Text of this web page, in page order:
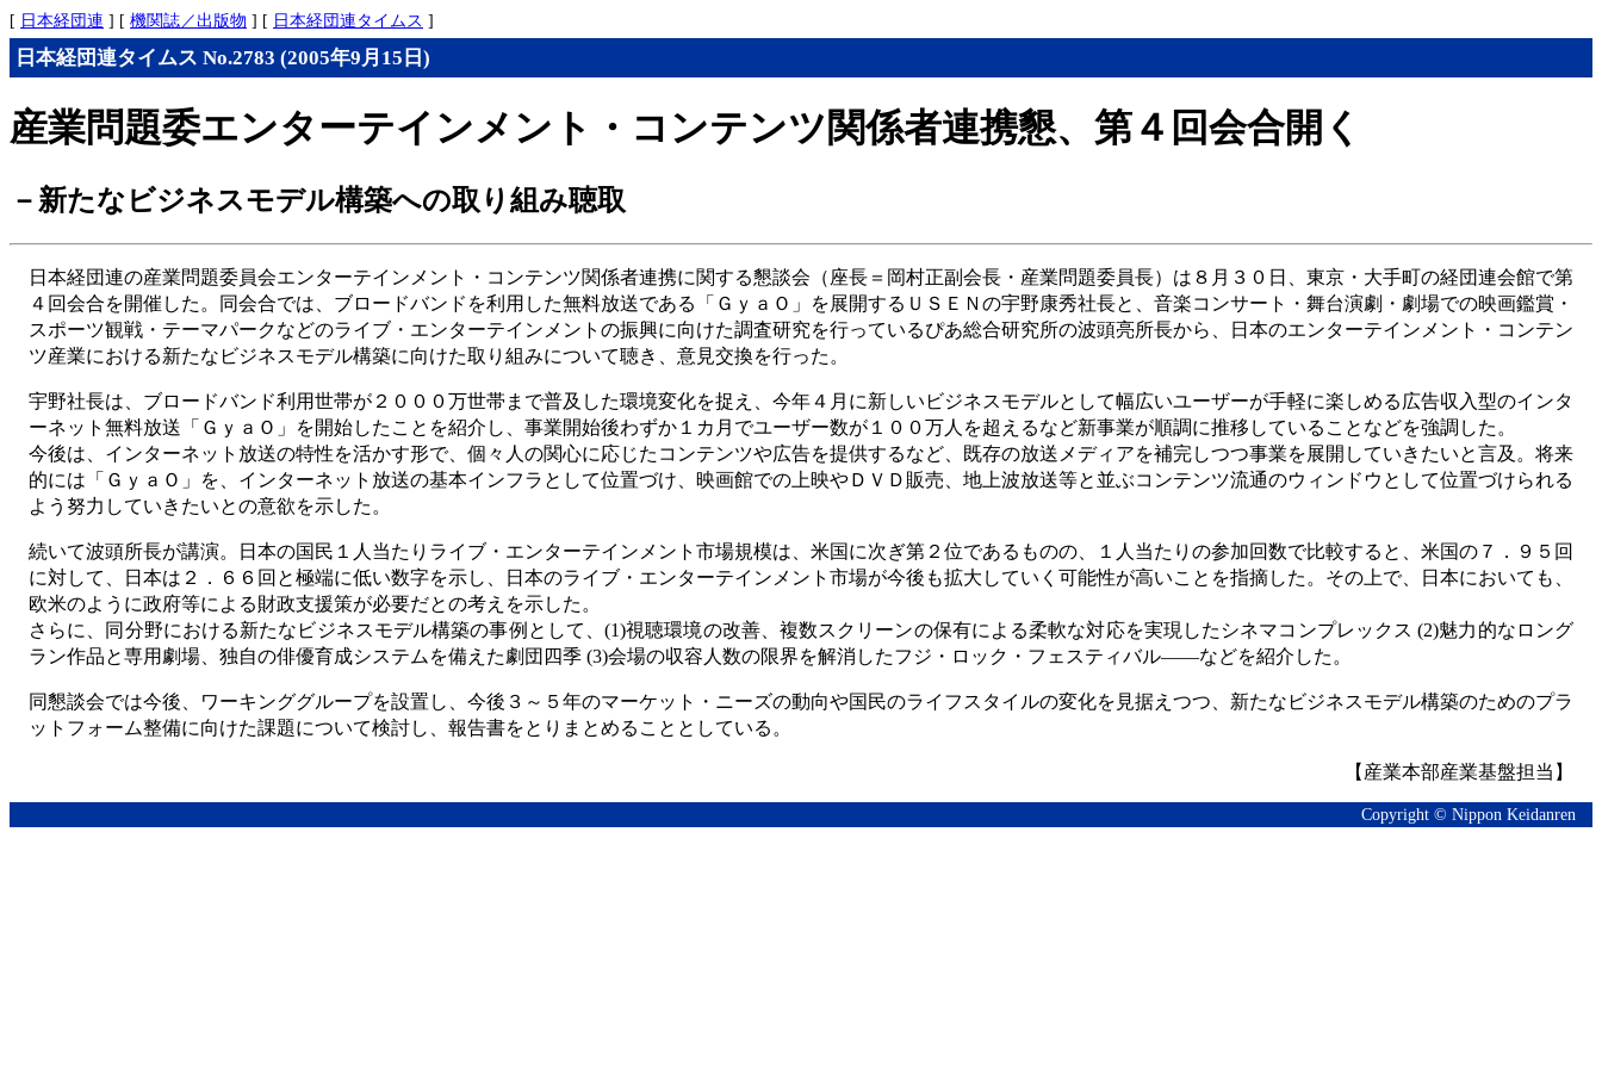
[ 日本経団連 ] [ 機関誌／出版物 ] [ 日本経団連タイムス ]
日本経団連タイムス No.2783 (2005年9月15日)
産業問題委エンターテインメント・コンテンツ関係者連携懇、第４回会合開く
－新たなビジネスモデル構築への取り組み聴取
日本経団連の産業問題委員会エンターテインメント・コンテンツ関係者連携に関する懇談会（座長＝岡村正副会長・産業問題委員長）は８月３０日、東京・大手町の経団連会館で第
４回会合を開催した。同会合では、ブロードバンドを利用した無料放送である「ＧｙａＯ」を展開するＵＳＥＮの宇野康秀社長と、音楽コンサート・舞台演劇・劇場での映画鑑賞・
スポーツ観戦・テーマパークなどのライブ・エンターテインメントの振興に向けた調査研究を行っているぴあ総合研究所の波頭亮所長から、日本のエンターテインメント・コンテン
ツ産業における新たなビジネスモデル構築に向けた取り組みについて聴き、意見交換を行った。
宇野社長は、ブロードバンド利用世帯が２０００万世帯まで普及した環境変化を捉え、今年４月に新しいビジネスモデルとして幅広いユーザーが手軽に楽しめる広告収入型のインタ
ーネット無料放送「ＧｙａＯ」を開始したことを紹介し、事業開始後わずか１カ月でユーザー数が１００万人を超えるなど新事業が順調に推移していることなどを強調した。
今後は、インターネット放送の特性を活かす形で、個々人の関心に応じたコンテンツや広告を提供するなど、既存の放送メディアを補完しつつ事業を展開していきたいと言及。将来
的には「ＧｙａＯ」を、インターネット放送の基本インフラとして位置づけ、映画館での上映やＤＶＤ販売、地上波放送等と並ぶコンテンツ流通のウィンドウとして位置づけられる
よう努力していきたいとの意欲を示した。
続いて波頭所長が講演。日本の国民１人当たりライブ・エンターテインメント市場規模は、米国に次ぎ第２位であるものの、１人当たりの参加回数で比較すると、米国の７．９５回
に対して、日本は２．６６回と極端に低い数字を示し、日本のライブ・エンターテインメント市場が今後も拡大していく可能性が高いことを指摘した。その上で、日本においても、
欧米のように政府等による財政支援策が必要だとの考えを示した。
さらに、同分野における新たなビジネスモデル構築の事例として、(1)視聴環境の改善、複数スクリーンの保有による柔軟な対応を実現したシネマコンプレックス (2)魅力的なロング
ラン作品と専用劇場、独自の俳優育成システムを備えた劇団四季 (3)会場の収容人数の限界を解消したフジ・ロック・フェスティバル――などを紹介した。
同懇談会では今後、ワーキンググループを設置し、今後３～５年のマーケット・ニーズの動向や国民のライフスタイルの変化を見据えつつ、新たなビジネスモデル構築のためのプラ
ットフォーム整備に向けた課題について検討し、報告書をとりまとめることとしている。
【産業本部産業基盤担当】
Copyright © Nippon Keidanren